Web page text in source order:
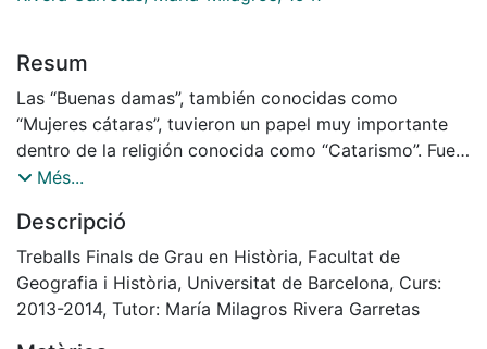
Resum
Las “Buenas damas”, también conocidas como
“Mujeres cátaras”, tuvieron un papel muy importante
dentro de la religión conocida como “Catarismo”. Fue
su presencia en los rituales religiosos una de las
esta religión y a sus creyentes, generando una de las
grandes matanzas de la historia. Pero la incidencia e
importancia de estas mujeres en el catarismo, y dentro
de la sociedad medieval, fue mucho mayor de lo que
Més...
Descripció
Treballs Finals de Grau en Història, Facultat de
Geografia i Història, Universitat de Barcelona, Curs:
2013-2014, Tutor: María Milagros Rivera Garretas